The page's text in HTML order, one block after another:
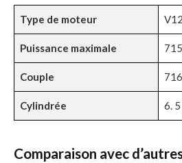
Type de moteur
Puissance maximale
Couple
Cylindrée 6.
Comparaison avec